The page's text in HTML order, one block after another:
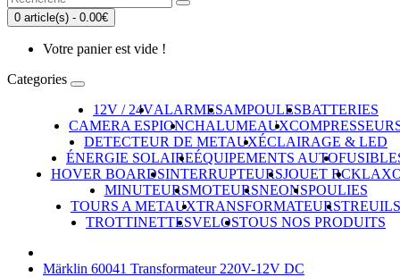
0 article(s) - 0.00€
Votre panier est vide !
Categories
12V / 24VALARMESAMPOULESBATTERIES
CAMERA ESPIONCHALUMEAUX
DETECTEUR DE METAUXÉCLAIRAGE & LED
ÉNERGIE SOLAIREÉQUIPEMENTS AUTO
HOVER BOARDSINTERRUPTEURSJOUET RC
MINUTEURSMOTEURSNEONSPOULIES
TOURS A METAUXTRANSFORMATEURSTREUILS
TROTTINETTESVELOSTOUS NOS PRODUITS
Märklin 60041 Transformateur 220V-12V DC